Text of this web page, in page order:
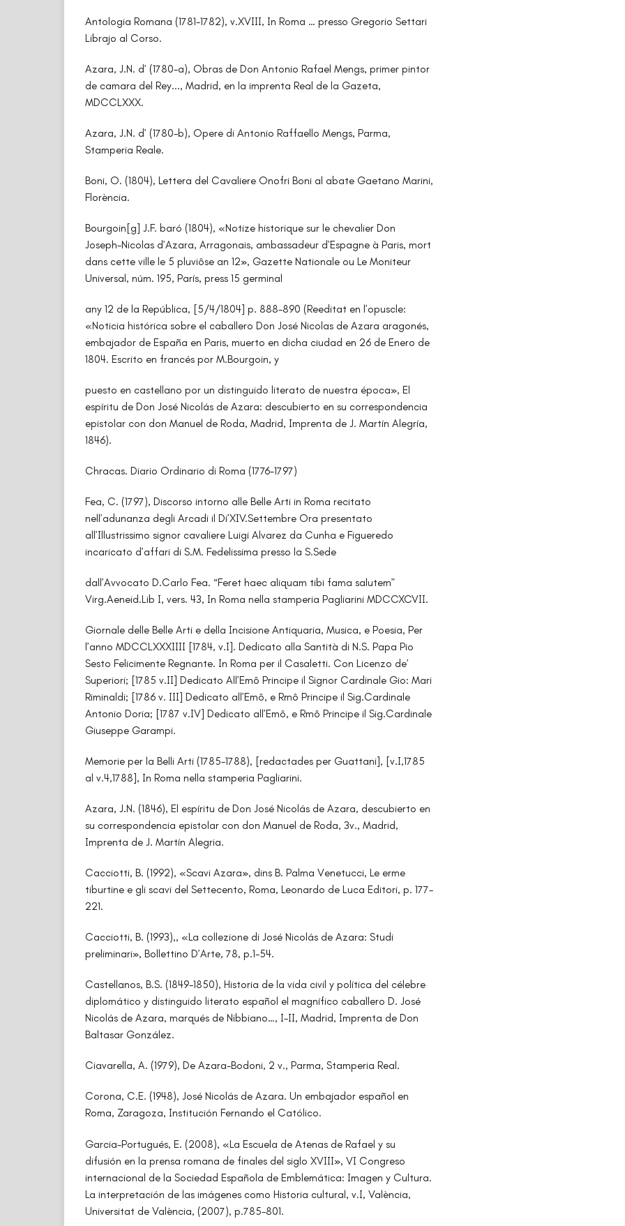
Antologia Romana (1781-1782), v.XVIII, In Roma … presso Gregorio Settari
Librajo al Corso.
Azara, J.N. d’ (1780-a), Obras de Don Antonio Rafael Mengs, primer pintor
de camara del Rey..., Madrid, en la imprenta Real de la Gazeta,
MDCCLXXX.
Azara, J.N. d’ (1780-b), Opere di Antonio Raffaello Mengs, Parma,
Stamperia Reale.
Boni, O. (1804), Lettera del Cavaliere Onofri Boni al abate Gaetano Marini,
Florència.
Bourgoin[g] J.F. baró (1804), «Notize historique sur le chevalier Don
Joseph-Nicolas d’Azara, Arragonais, ambassadeur d’Espagne à Paris, mort
dans cette ville le 5 pluviôse an 12», Gazette Nationale ou Le Moniteur
Universal, núm. 195, París, press 15 germinal
any 12 de la República, [5/4/1804] p. 888-890 (Reeditat en l’opuscle:
«Noticia histórica sobre el caballero Don José Nicolas de Azara aragonés,
embajador de España en Paris, muerto en dicha ciudad en 26 de Enero de
1804. Escrito en francés por M.Bourgoin, y
puesto en castellano por un distinguido literato de nuestra época», El
espíritu de Don José Nicolás de Azara: descubierto en su correspondencia
epistolar con don Manuel de Roda, Madrid, Imprenta de J. Martín Alegría,
1846).
Chracas. Diario Ordinario di Roma (1776-1797)
Fea, C. (1797), Discorso intorno alle Belle Arti in Roma recitato
nell’adunanza degli Arcadi il Di’XIV.Settembre Ora presentato
all’Illustrissimo signor cavaliere Luigi Alvarez da Cunha e Figueredo
incaricato d’affari di S.M. Fedelissima presso la S.Sede
dall’Avvocato D.Carlo Fea. “Feret haec aliquam tibi fama salutem”
Virg.Aeneid.Lib I, vers. 43, In Roma nella stamperia Pagliarini MDCCXCVII.
Giornale delle Belle Arti e della Incisione Antiquaria, Musica, e Poesia, Per
l’anno MDCCLXXXIIII [1784, v.I]. Dedicato alla Santità di N.S. Papa Pio
Sesto Felicimente Regnante. In Roma per il Casaletti. Con Licenzo de’
Superiori; [1785 v.II] Dedicato All’Emô Principe il Signor Cardinale Gio: Mari
Riminaldi; [1786 v. III] Dedicato all’Emô, e Rmô Principe il Sig.Cardinale
Antonio Doria; [1787 v.IV] Dedicato all’Emô, e Rmô Principe il Sig.Cardinale
Giuseppe Garampi.
Memorie per la Belli Arti (1785-1788), [redactades per Guattani], [v.I,1785
al v.4,1788], In Roma nella stamperia Pagliarini.
Azara, J.N. (1846), El espíritu de Don José Nicolás de Azara, descubierto en
su correspondencia epistolar con don Manuel de Roda, 3v., Madrid,
Imprenta de J. Martín Alegria.
Cacciotti, B. (1992), «Scavi Azara», dins B. Palma Venetucci, Le erme
tiburtine e gli scavi del Settecento, Roma, Leonardo de Luca Editori, p. 177-
221.
Cacciotti, B. (1993),, «La collezione di José Nicolás de Azara: Studi
preliminari», Bollettino D’Arte, 78, p.1-54.
Castellanos, B.S. (1849-1850), Historia de la vida civil y política del célebre
diplomático y distinguido literato español el magnífico caballero D. José
Nicolás de Azara, marqués de Nibbiano…, I-II, Madrid, Imprenta de Don
Baltasar González.
Ciavarella, A. (1979), De Azara-Bodoni, 2 v., Parma, Stamperia Real.
Corona, C.E. (1948), José Nicolás de Azara. Un embajador español en
Roma, Zaragoza, Institución Fernando el Católico.
Garcia-Portugués, E. (2008), «La Escuela de Atenas de Rafael y su
difusión en la prensa romana de finales del siglo XVIII», VI Congreso
internacional de la Sociedad Española de Emblemática: Imagen y Cultura.
La interpretación de las imágenes como Historia cultural, v.I, València,
Universitat de València, (2007), p.785-801.